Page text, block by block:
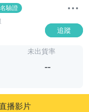
驗證
追蹤
未出貨率
--
播影片